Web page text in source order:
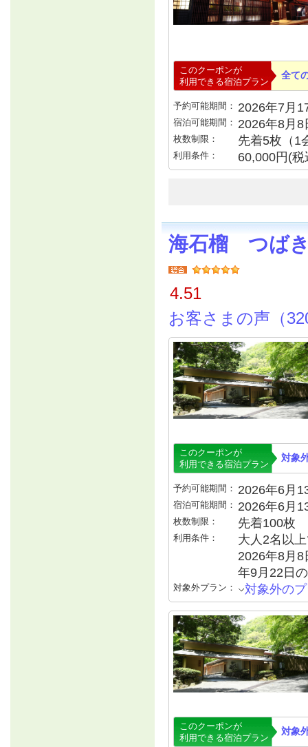
このクーポンが
利用できる宿泊プラン
全て
予約可能期間： 2026年7月
宿泊可能期間： 2026年8月
枚数制限： 先着5枚（1
利用条件： 60,000円(
海石榴 つば
4.51
お客さまの声（
このクーポンが
利用できる宿泊プラン
対象
予約可能期間： 2026年6月
宿泊可能期間： 2026年6月
枚数制限： 先着100枚
利用条件：
大人2名以
2026年8月
年9月22日
対象外プラン： 対象外の
このクーポンが
利用できる宿泊プラン
対象